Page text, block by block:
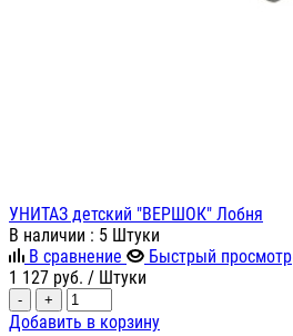
УНИТАЗ детский "ВЕРШОК" Лобня
В наличии : 5 Штуки
В сравнение
Быстрый просмотр
1 127 руб. / Штуки
- +
Добавить в корзину